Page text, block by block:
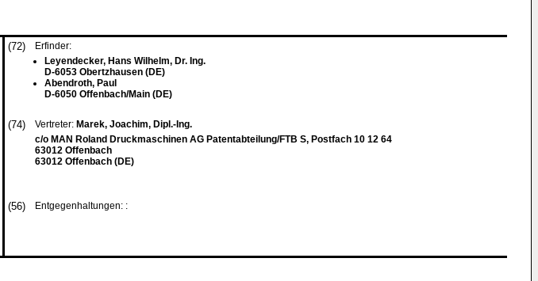
(72)
Erfinder:
Leyendecker, Hans Wilhelm, Dr. Ing.
D-6053 Obertzhausen (DE)
Abendroth, Paul
D-6050 Offenbach/Main (DE)
(74) Vertreter: Marek, Joachim, Dipl.-Ing.
c/o MAN Roland Druckmaschinen AG Patentabteilung/FTB S, Postfach 10 12 64
63012 Offenbach
63012 Offenbach (DE)
(56) Entgegenhaltungen: :